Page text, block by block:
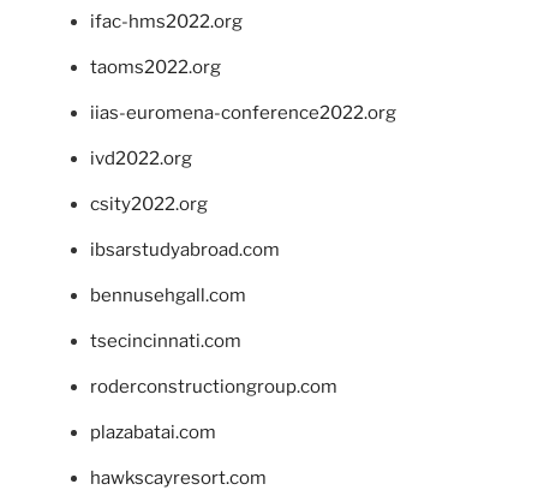
ifac-hms2022.org
taoms2022.org
iias-euromena-conference2022.org
ivd2022.org
csity2022.org
ibsarstudyabroad.com
bennusehgall.com
tsecincinnati.com
roderconstructiongroup.com
plazabatai.com
hawkscayresort.com